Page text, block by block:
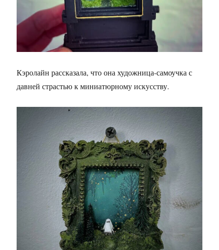
Кэролайн рассказала, что она художница-самоучка с
давней страстью к миниатюрному искусству.